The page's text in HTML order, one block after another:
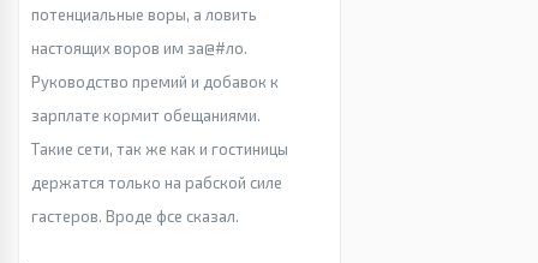
потенциальные воры, а ловить
настоящих воров им за@#ло.
Руководство премий и добавок к
зарплате кормит обещаниями.
Такие сети, так же как и гостиницы
держатся только на рабской силе
гастеров. Вроде фсе сказал.